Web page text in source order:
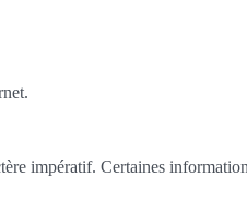
impératif. Certaines